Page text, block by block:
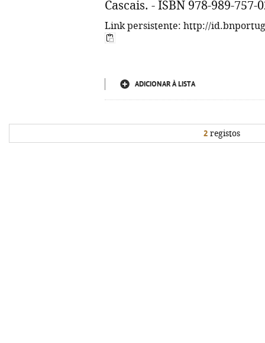
Cascais. - ISBN 978-989-757-
Link persistente: http://
ADICIONAR À LISTA
2 registos